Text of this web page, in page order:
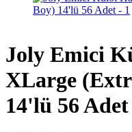
Joly Emici
XLarge
14'lü 56 Adet